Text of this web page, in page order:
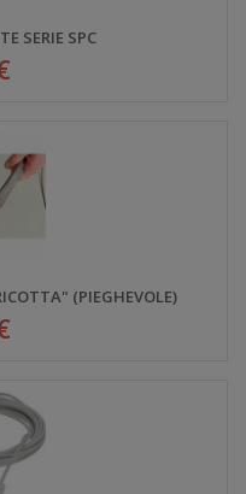
SERIE SPC
(PIEGHEVOLE)